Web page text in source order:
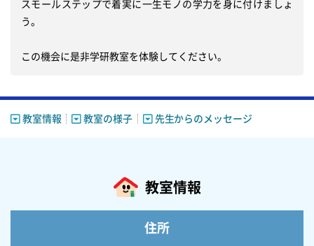
スモールステップで着実に一生モノの学力を身に付けましょ
う。
この機会に是非学研教室を体験してください。
教室情報 教室の様子 先生からのメッセージ
教室情報
住所